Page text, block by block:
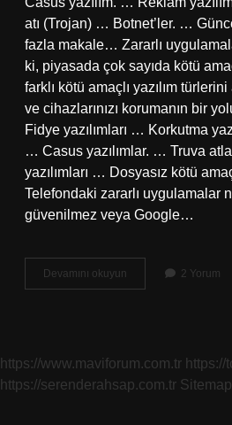
atı (Trojan) … Botnet’ler. …
fazla makale… Zararlı
ki, piyasada çok sayıda kötü
farklı kötü amaçlı yazılım
ve cihazlarınızı korumanın bir
Fidye yazılımları … Korkutma
… Casus yazılımlar. … Truva
yazılımları … Dosyasız kötü
Telefondaki zararlı uygulamalar
güvenilmez veya Google…
Devamını okuyun
Uygulama
2 Yorum
https://www.maviforum.com.tr
https://serenderahsap.com.tr Sitemap